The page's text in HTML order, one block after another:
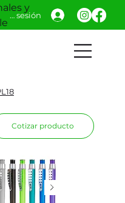
y
sesión
Cotizar producto